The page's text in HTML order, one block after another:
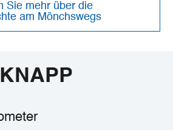
Sie mehr über die
am Mönchswegs